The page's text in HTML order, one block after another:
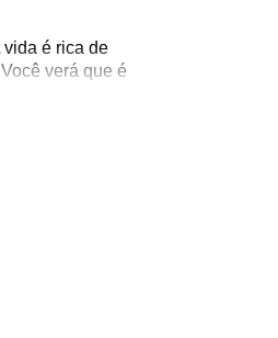
é rica de
verá que é